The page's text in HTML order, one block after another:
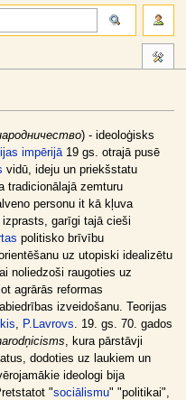
) - ideoloģisks
impērijā19 gs. otrajā pusē
vidū, ideju un priekšstatu
tradicionālajā zemturu
personu it kā kļuva
garīgi tajā cieši
politisko brīvību
uz utopiski idealizētu
noliedzoši raugoties uz
agrārās reformas
izveidošanu. Teorijas
P.Lavrovs . 19. gs. 70. gados
, kura pārstāvji
dodoties uz laukiem un
ideologi bija
"sociālismu" "politikai",